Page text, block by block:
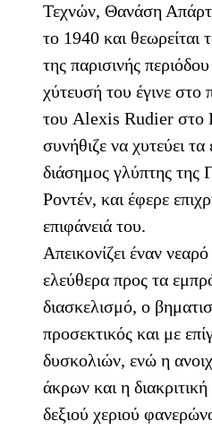
Τεχνών, Θανάση
το 1940 και θεωρείται
της παρισινής
χύτευσή του έγινε στο
του Alexis Rudier στο
συνήθιζε να χυτεύει
διάσημος γλύπτης της
Ροντέν, και έφερε
επιφάνειά του.
Απεικονίζει έναν
ελεύθερα προς τα
διασκελισμό, ο
προσεκτικός και με
δυσκολιών, ενώ η
άκρων και η
δεξιού χεριού